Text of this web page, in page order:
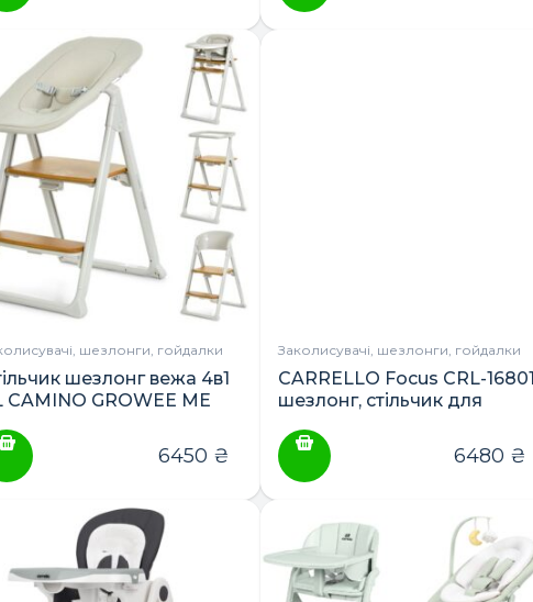
ПОШУК ТОВАРІВ:
шезлонги, гойдалки
шезлонг вежа 4в1
CAMINO GROWEE ME
6450 ₴
Заколисувачі, шезлонги, гойдалки
CARRELLO Focus CRL-16801
шезлонг, стільчик для
6480 ₴